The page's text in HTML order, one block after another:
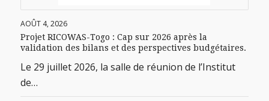
AOÛT 4, 2026
Projet RICOWAS-Togo : Cap sur 2026 après la
validation des bilans et des perspectives budgétaires.
Le 29 juillet 2026, la salle de réunion de l’Institut
de…